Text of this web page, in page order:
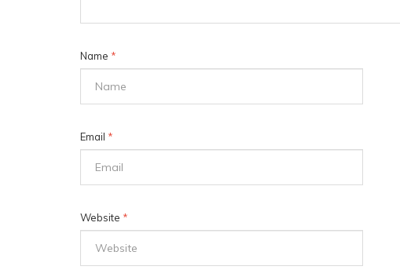
Name *
Email *
Website *